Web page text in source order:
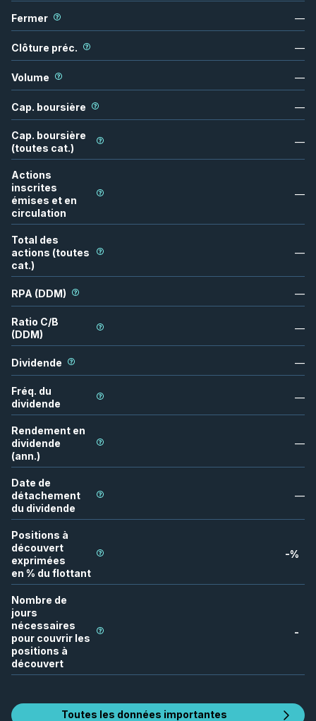
Fermer —
Clôture préc. —
Volume —
Cap. boursière —
Cap. boursière
(toutes cat.)
—
Actions
inscrites
émises et en
circulation
—
Total des
actions (toutes
cat.)
—
RPA (DDM) —
Ratio C/B
(DDM)
—
Dividende —
Fréq. du
dividende
—
Rendement en
dividende
(ann.)
—
Date de
détachement
du dividende
—
Positions à
découvert
exprimées
en % du flottant
-%
Nombre de
jours
nécessaires
pour couvrir les
positions à
découvert
-
Toutes les données importantes